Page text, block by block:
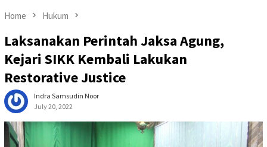
Home Hukum
Laksanakan Perintah Jaksa Agung,
Kejari SIKK Kembali Lakukan
Restorative Justice
Indra Samsudin Noor
July 20, 2022